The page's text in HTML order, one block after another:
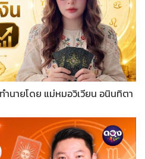
ำนายโดย แม่หมอวิเวียน อนินทิตา